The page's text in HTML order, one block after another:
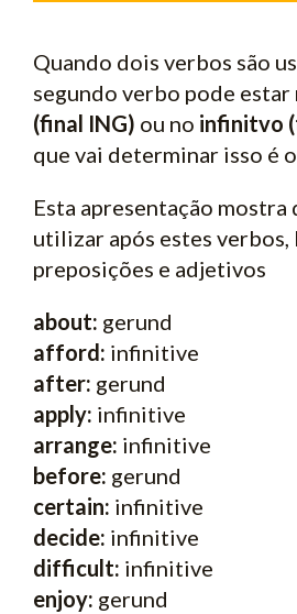
Quando dois verbos são
segundo verbo pode estar
(final ING) ou no infinitvo
que vai determinar isso é
Esta apresentação mostra
utilizar após estes verbos,
preposições e adjetivos
about: gerund
afford: infinitive
after: gerund
apply: infinitive
arrange: infinitive
before: gerund
certain: infinitive
decide: infinitive
difficult: infinitive
enjoy: gerund